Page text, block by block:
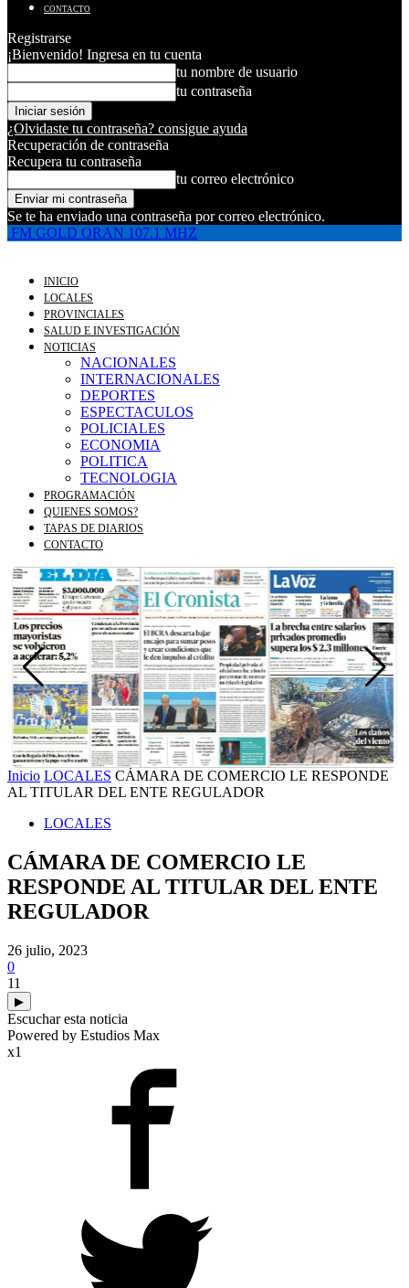
CONTACTO
Registrarse
¡Bienvenido! Ingresa en tu cuenta
tu nombre de usuario
tu contraseña
¿Olvidaste tu contraseña? consigue ayuda
Recuperación de contraseña
Recupera tu contraseña
tu correo electrónico
Se te ha enviado una contraseña por correo electrónico.
FM GOLD ORAN 107.1 MHZ
INICIO
LOCALES
PROVINCIALES
SALUD E INVESTIGACIÓN
NOTICIAS
NACIONALES
INTERNACIONALES
DEPORTES
ESPECTACULOS
POLICIALES
ECONOMIA
POLITICA
TECNOLOGIA
PROGRAMACIÓN
QUIENES SOMOS?
TAPAS DE DIARIOS
CONTACTO
Inicio LOCALES CÁMARA DE COMERCIO LE RESPONDE
AL TITULAR DEL ENTE REGULADOR
LOCALES
CÁMARA DE COMERCIO LE
RESPONDE AL TITULAR DEL ENTE
REGULADOR
26 julio, 2023
0
11
▶
Escuchar esta noticia
Powered by Estudios Max
x1